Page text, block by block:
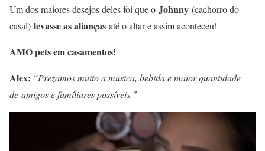
Um dos maiores desejos deles foi que o Johnny (cachorro do
casal) levasse as alianças até o altar e assim aconteceu!
AMO pets em casamentos!
Alex: “Prezamos muito a música, bebida e maior quantidade
de amigos e famíliares possíveis.”